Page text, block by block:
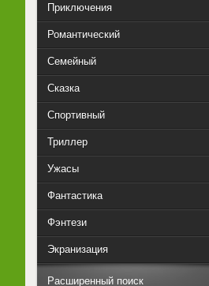
Приключения
Романтический
Семейный
Сказка
Спортивный
Триллер
Ужасы
Фантастика
Фэнтези
Экранизация
Расширенный поиск